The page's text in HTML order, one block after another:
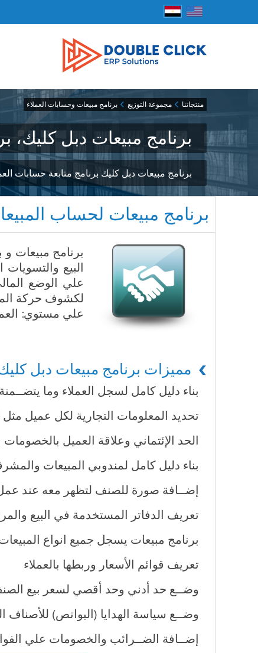
منتجاتنا مجموعة التوزيع برنامج مبيعات وحسابات العملاء
برنامج مبيعات دبل كليك،
برنامج مبيعات دبل كليك برنامج متابعة حسابات
برنامج مبيعات لحساب
برنامج مبيعات
البيع
علي الوضع
لكشوف حركة
علي مستوي:
مميزات برنامج مبيعات دبل
بناء دليل كامل لسجل العملاء وما
تحديد المعلومات التجارية لكل عميل مثل
الحد الإئتماني وعلاقة العميل
بناء دليل كامل لمندوبي المبيعات
إضــافة صورة للصنف لتظهر معه عند
تعريف الدفاتر المستخدمة في البيع
برنامج مبيعات يسجل جميع انواع
تعريف قوائم الأسعار وربطها بالعملاء
وضــع حد أدني وحد أقصي لسعر بيع
وضــع سياسة الهدايا (البوانص) للأصناف
إضــافة الضــرائب والخصومات علي